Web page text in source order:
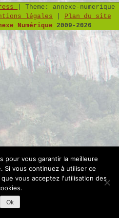
Theme: annexe-numerique
légales
Plan du site
Numérique 2009-2026
pour vous garantir la meilleure
Si vous continuez à utiliser ce
vous acceptez l'utilisation des
Ok